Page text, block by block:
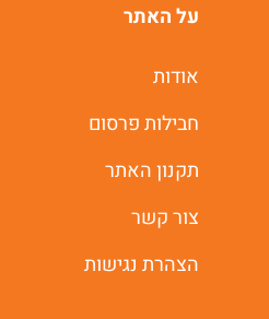
על האתר
אודות
חבילות פרסום
תקנון האתר
צור קשר
הצהרת נגישות